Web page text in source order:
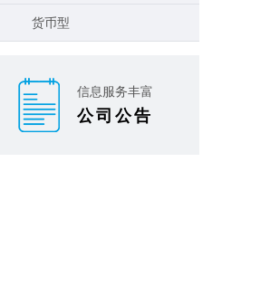
货币型
信息服务丰富
公司公告